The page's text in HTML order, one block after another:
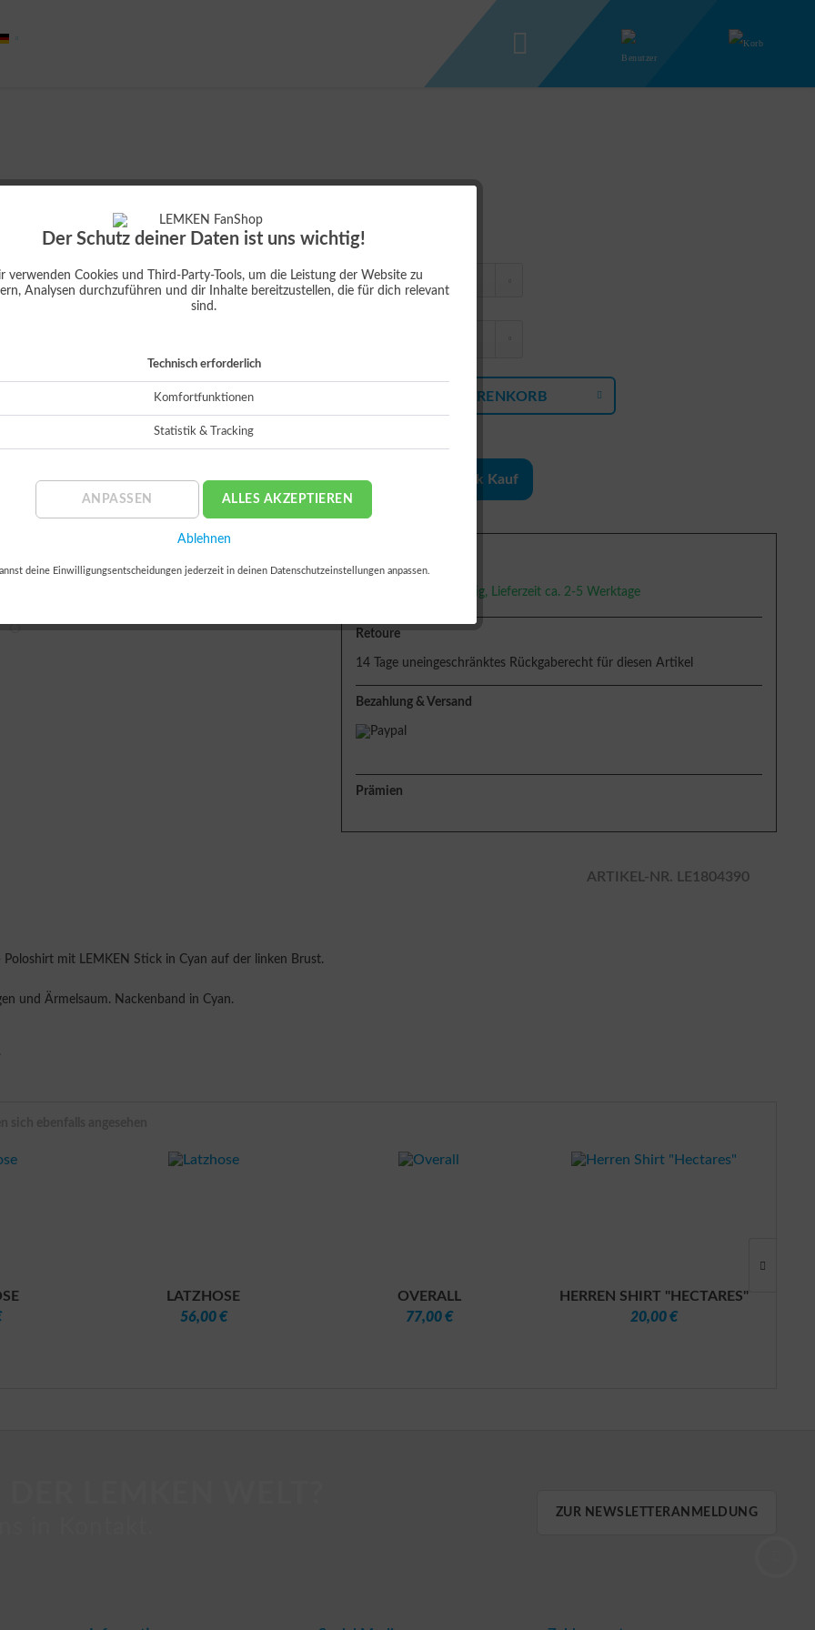
Der Schutz deiner Daten ist uns wichtig!
verwenden Cookies und Third-Party-Tools, um die Leistung der Website zu
Analysen durchzuführen und dir Inhalte bereitzustellen, die für dich relevant
sind.
Technisch erforderlich
Komfortfunktionen
Statistik & Tracking
ANPASSEN ALLES AKZEPTIEREN
Ablehnen
deine Einwilligungsentscheidungen jederzeit in deinen Datenschutzeinstellungen anpassen.
Größe:
WARENKORB
1-Klick Kauf
Sofort versandfertig, Lieferzeit ca. 2-5 Werktage
Retoure
14 Tage uneingeschränktes Rückgaberecht für diesen Artikel
Bezahlung & Versand
Prämien
ARTIKEL-NR. LE1804390
mit LEMKEN Stick in Cyan auf der linken Brust.
und Ärmelsaum. Nackenband in Cyan.
LATZHOSE
56,00 €
OVERALL
77,00 €
HERREN SHIRT "HECTARES"
20,00 €
ZUR NEWSLETTERANMELDUNG